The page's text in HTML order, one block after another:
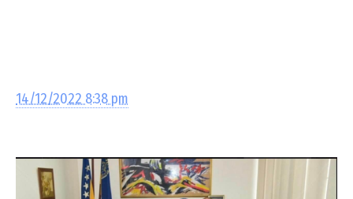
14/12/2022 8:38 pm